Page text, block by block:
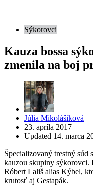
Sýkorovci
Kauza bossa
zmenila na boj
Posted
by
Júlia Mikolášiková
23. apríla 2017
Updated 14. marca
Špecializovaný trestný súd
kauzou skupiny sýkorovci.
Róbert Lališ alias Kýbel,
krutosť aj Gestapák.